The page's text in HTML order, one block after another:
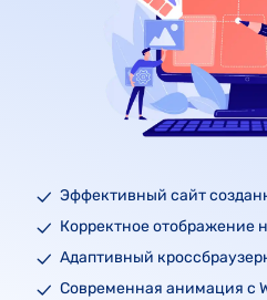
Эффективный сайт
Корректное отображение
Адаптивный
Современная анимация с